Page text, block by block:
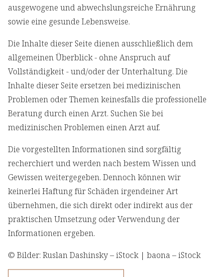
ausgewogene und abwechslungsreiche Ernährung
sowie eine gesunde Lebensweise.
Die Inhalte dieser Seite dienen ausschließlich dem
allgemeinen Überblick - ohne Anspruch auf
Vollständigkeit - und/oder der Unterhaltung. Die
Inhalte dieser Seite ersetzen bei medizinischen
Problemen oder Themen keinesfalls die professionelle
Beratung durch einen Arzt. Suchen Sie bei
medizinischen Problemen einen Arzt auf.
Die vorgestellten Informationen sind sorgfältig
recherchiert und werden nach bestem Wissen und
Gewissen weitergegeben. Dennoch können wir
keinerlei Haftung für Schäden irgendeiner Art
übernehmen, die sich direkt oder indirekt aus der
praktischen Umsetzung oder Verwendung der
Informationen ergeben.
© Bilder: Ruslan Dashinsky – iStock | baona – iStock